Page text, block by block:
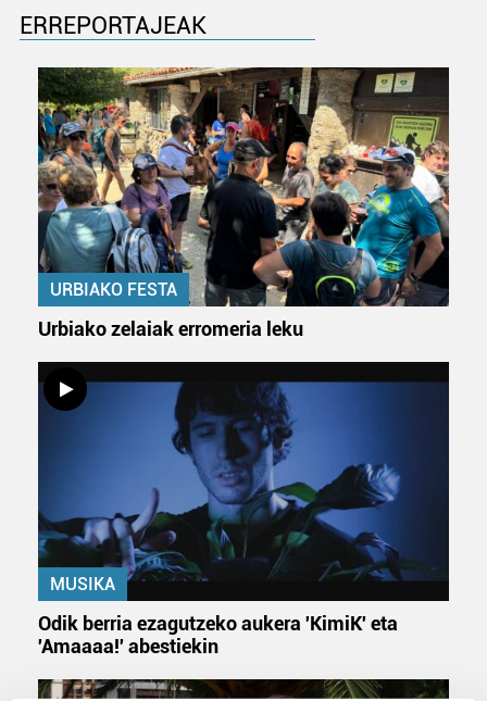
ERREPORTAJEAK
URBIAKO FESTA
Urbiako zelaiak erromeria leku
MUSIKA
Odik berria ezagutzeko aukera 'KimiK' eta
'Amaaaa!' abestiekin